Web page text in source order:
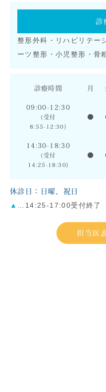
診
整形外科・リハビリテー
ーツ整形・小児整形・骨
診療時間 月
09:00-12:30
(受付
8:55-12:30)
●
14:30-18:30
(受付
14:25-18:30)
●
休診日：日曜、祝日
▲ …14:25-17:00受付終了
担当医